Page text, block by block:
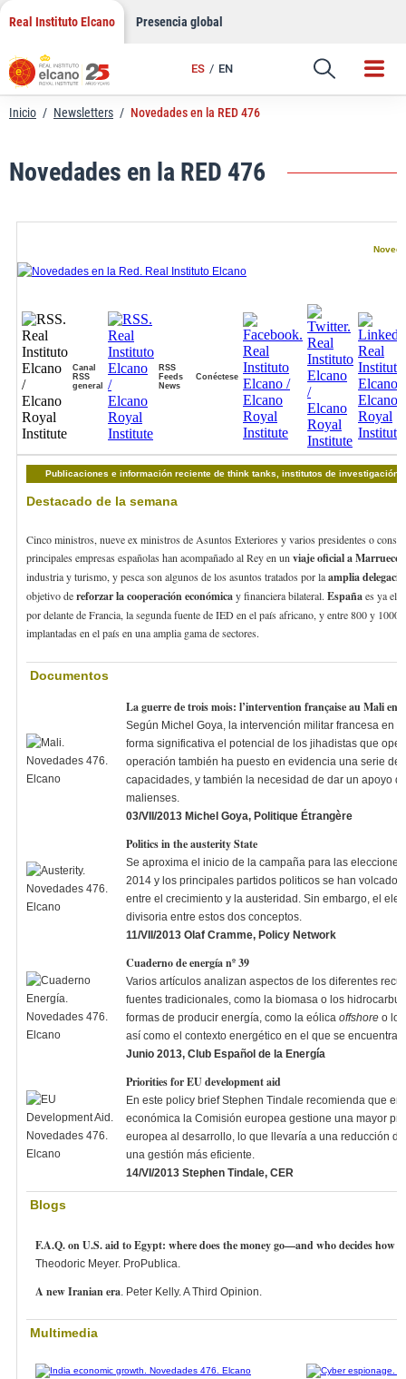
Saltar
contenido
Real Instituto Elcano Presencia global
ES EN
Enlace
Inicio / Newsletters / Novedades en la RED 476
Novedades en la RED 476